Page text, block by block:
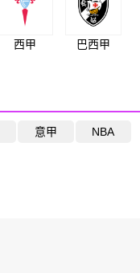
西甲 巴西甲
意甲 NBA